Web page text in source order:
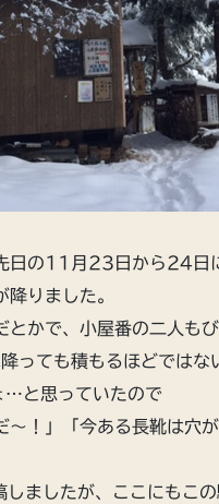
日の11月23日から24日
りました。
かで、小屋番の二人もび
っても積もるほどではな
…と思っていたので
〜！」「今ある長靴は穴
ましたが、ここにもこの